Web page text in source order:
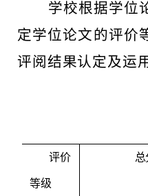
学校根据学位
定学位论文的评价
评阅结果认定及运
评价
等级
总